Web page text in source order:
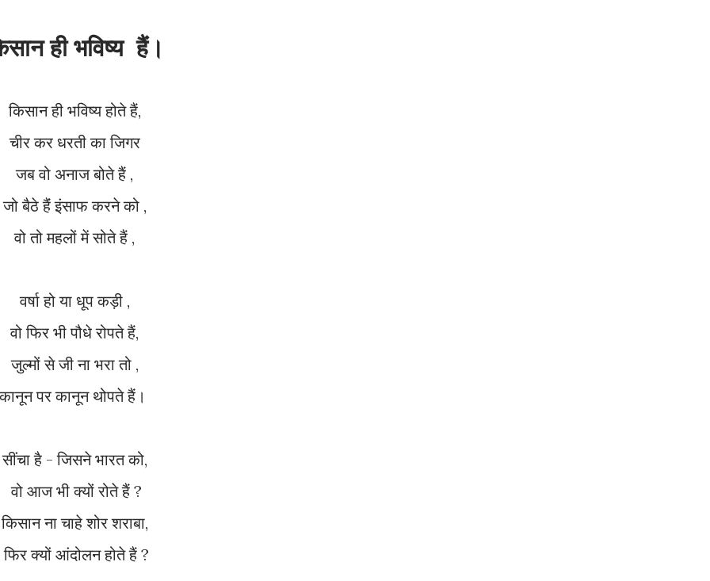
ही भविष्य हैं।
किसान ही भविष्य होते हैं,
चीर कर धरती का जिगर
जब वो अनाज बोते हैं ,
जो बैठे हैंं इंसाफ करने को ,
वो तो महलों में सोते हैं ,
वर्षा हो या धूप कड़ी ,
वो फिर भी पौधे रोपते हैं,
जुल्मों से जी ना भरा तो ,
कानून पर कानून थोपते हैं।
सींचा है - जिसने भारत को,
वो आज भी क्यों रोते हैं ?
किसान ना चाहे शोर शराबा,
फिर क्यों आंदोलन होते हैं ?